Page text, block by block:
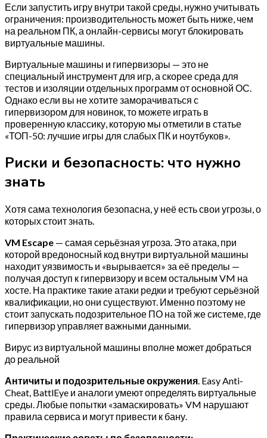
Если запустить игру внутри такой среды, нужно учитывать
ограничения: производительность может быть ниже, чем
на реальном ПК, а онлайн-сервисы могут блокировать
виртуальные машины.
Виртуальные машины и гипервизоры — это не
специальный инструмент для игр, а скорее среда для
тестов и изоляции отдельных программ от основной ОС.
Однако если вы не хотите заморачиваться с
гипервизором для новинок, то можете играть в
проверенную классику, которую мы отметили в статье
«ТОП-50: лучшие игры для слабых ПК и ноутбуков».
Риски и безопасность: что нужно
знать
Хотя сама технология безопасна, у неё есть свои угрозы, о
которых стоит знать.
VM Escape — самая серьёзная угроза. Это атака, при
которой вредоносный код внутри виртуальной машины
находит уязвимость и «вырывается» за её пределы —
получая доступ к гипервизору и всем остальным VM на
хосте. На практике такие атаки редки и требуют серьёзной
квалификации, но они существуют. Именно поэтому не
стоит запускать подозрительное ПО на той же системе, где
гипервизор управляет важными данными.
Вирус из виртуальной машины вполне может добраться
до реальной
Античиты и подозрительные окружения. Easy Anti-
Cheat, BattlEye и аналоги умеют определять виртуальные
среды. Любые попытки «замаскировать» VM нарушают
правила сервиса и могут привести к бану.